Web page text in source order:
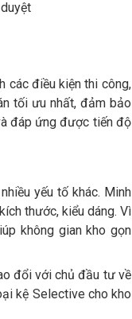
các điều kiện thi công,
tối ưu nhất, đảm bảo
đáp ứng được tiến độ
yếu tố khác. Minh
thước, kiểu dáng. Vì
không gian kho gọn
đổi với chủ đầu tư về
kệ Selective cho kho